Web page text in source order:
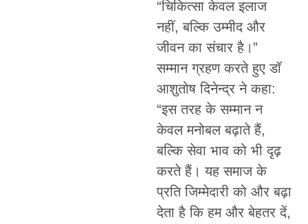
“चिकित्सा केवल इलाज
नहीं, बल्कि उम्मीद और
जीवन का संचार है।”
सम्मान ग्रहण करते हुए डॉ
आशुतोष दिनेन्द्र ने कहा:
“इस तरह के सम्मान न
केवल मनोबल बढ़ाते हैं,
बल्कि सेवा भाव को भी दृढ़
करते हैं। यह समाज के
प्रति जिम्मेदारी को और बढ़ा
देता है कि हम और बेहतर दें,